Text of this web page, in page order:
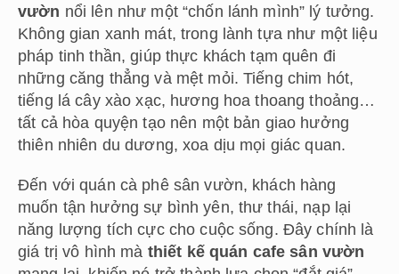
vườn nổi lên như một “chốn lánh mình” lý tưởng.
Không gian xanh mát, trong lành tựa như một liệu
pháp tinh thần, giúp thực khách tạm quên đi
những căng thẳng và mệt mỏi. Tiếng chim hót,
tiếng lá cây xào xạc, hương hoa thoang thoảng…
tất cả hòa quyện tạo nên một bản giao hưởng
thiên nhiên du dương, xoa dịu mọi giác quan.
Đến với quán cà phê sân vườn, khách hàng
muốn tận hưởng sự bình yên, thư thái, nạp lại
năng lượng tích cực cho cuộc sống. Đây chính là
giá trị vô hình mà thiết kế quán cafe sân vườn